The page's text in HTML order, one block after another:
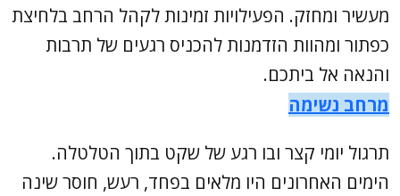
מעשיר ומחזק. הפעילויות זמינות לקהל הרחב בלחיצת
כפתור ומהוות הזדמנות להכניס רגעים של תרבות
והנאה אל ביתכם.
מרחב נשימה
תרגול יומי קצר ובו רגע של שקט בתוך הטלטלה.
הימים האחרונים היו מלאים בפחד, רעש, חוסר שינה